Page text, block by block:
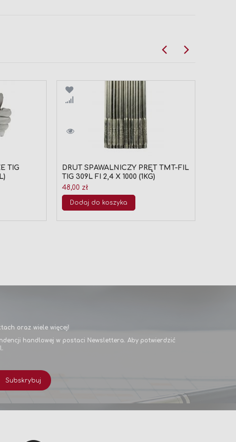
TIG
Porównaj
DRUT SPAWALNICZY PRĘT TMT-FIL
TIG 309L FI 2,4 X 1000 (1KG)
48,00 zł
Dodaj do koszyka
oraz wiele więcej!
handlowej w postaci Newslettera. Aby potwierdzić
Subskrybuj